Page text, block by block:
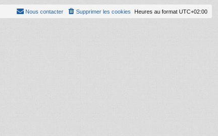
Heures au format UTC+02:00
Supprimer les cookies
Nous contacter